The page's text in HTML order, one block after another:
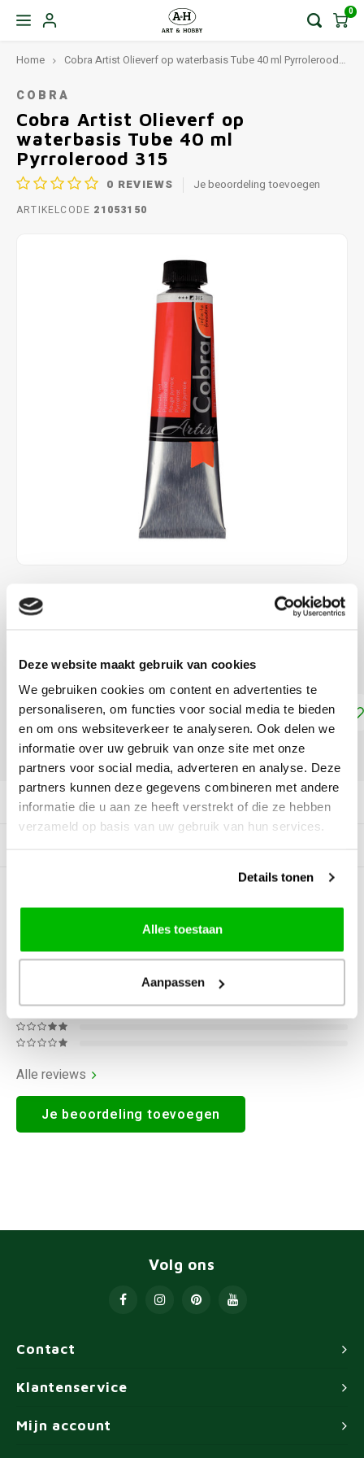
Deze website maakt gebruik van cookies
We gebruiken cookies om content en advertenties te
personaliseren, om functies voor social media te bieden
en om ons websiteverkeer te analyseren. Ook delen we
informatie over uw gebruik van onze site met onze
partners voor social media, adverteren en analyse. Deze
partners kunnen deze gegevens combineren met andere
informatie die u aan ze heeft verstrekt of die ze hebben
verzameld op basis van uw gebruik van hun services.
Details tonen
Alles toestaan
Aanpassen
0
Home Cobra Artist Olieverf op waterbasis Tube 40 ml Pyrrolerood 315
COBRA
Cobra Artist Olieverf op
waterbasis Tube 40 ml
Pyrrolerood 315
0 REVIEWS Je beoordeling toevoegen
ARTIKELCODE 21053150
€15,00
Dekkracht: HalfdekkendLees meer
Toevoegen aan winkelwagen
DELEN:
Productomschrijving
Alle reviews
Je beoordeling toevoegen
Contact
Volg ons
Klantenservice
Mijn account